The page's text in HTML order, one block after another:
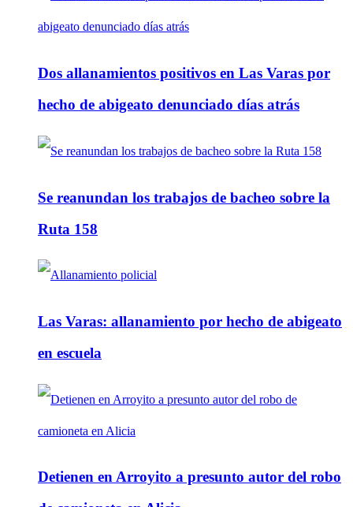
Dos allanamientos positivos en Las Varas por
hecho de abigeato denunciado días atrás
Se reanundan los trabajos de bacheo sobre la
Ruta 158
Las Varas: allanamiento por hecho de abigeato
en escuela
Detienen en Arroyito a presunto autor del robo